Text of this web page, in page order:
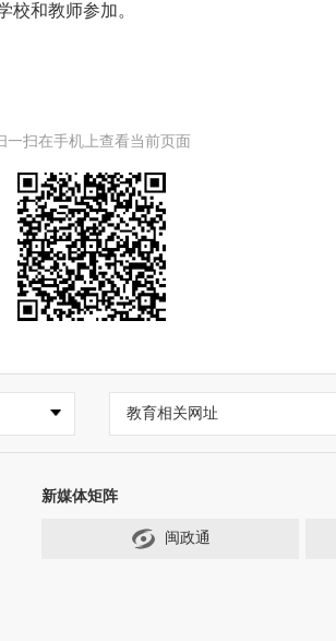
和教师参加。
一扫在手机上查看当前页面
教育相关网址
新媒体矩阵
闽政通